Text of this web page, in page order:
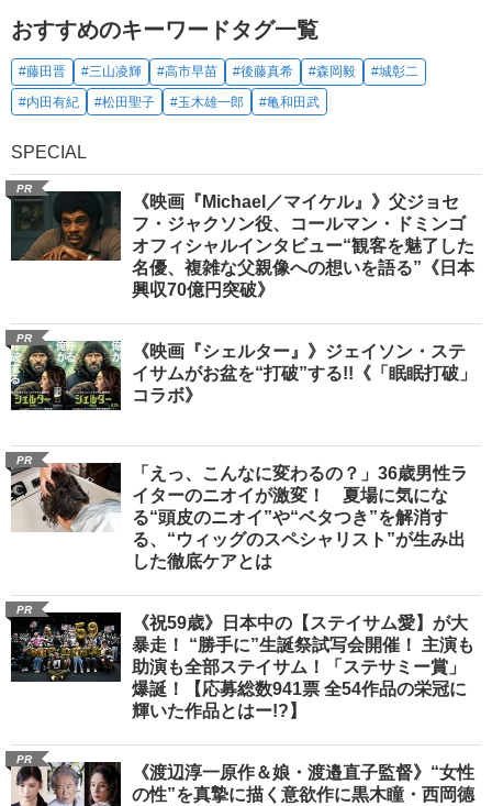
おすすめのキーワードタグ一覧
#藤田晋 #三山凌輝 #高市早苗 #後藤真希 #森岡毅
#城彰二
#内田有紀
#松田聖子 #玉木雄一郎 #亀和田武
SPECIAL
PR
《映画『Michael／マイケル』》父ジョセ
フ・ジャクソン役、コールマン・ドミンゴ
オフィシャルインタビュー“観客を魅了した
名優、複雑な父親像への想いを語る”《日本
興収70億円突破》
PR
《映画『シェルター』》ジェイソン・ステ
イサムがお盆を“打破”する!!《「眠眠打破」
コラボ》
PR
「えっ、こんなに変わるの？」36歳男性ラ
イターのニオイが激変！ 夏場に気にな
る“頭皮のニオイ”や“ベタつき”を解消す
る、“ウィッグのスペシャリスト”が生み出
した徹底ケアとは
PR
《祝59歳》日本中の【ステイサム愛】が大
暴走！ “勝手に”生誕祭試写会開催！ 主演も
助演も全部ステイサム！「ステサミー賞」
爆誕！【応募総数941票 全54作品の栄冠に
輝いた作品とはー!?】
PR
《渡辺淳一原作＆娘・渡邉直子監督》“女性
の性”を真摯に描く意欲作に黒木瞳・西岡德